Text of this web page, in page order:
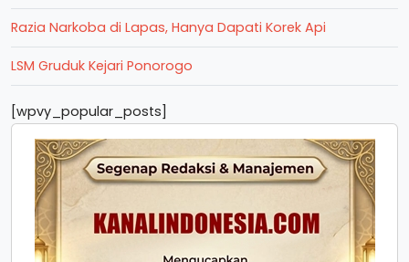
Razia Narkoba di Lapas, Hanya Dapati Korek Api
LSM Gruduk Kejari Ponorogo
[wpvy_popular_posts]